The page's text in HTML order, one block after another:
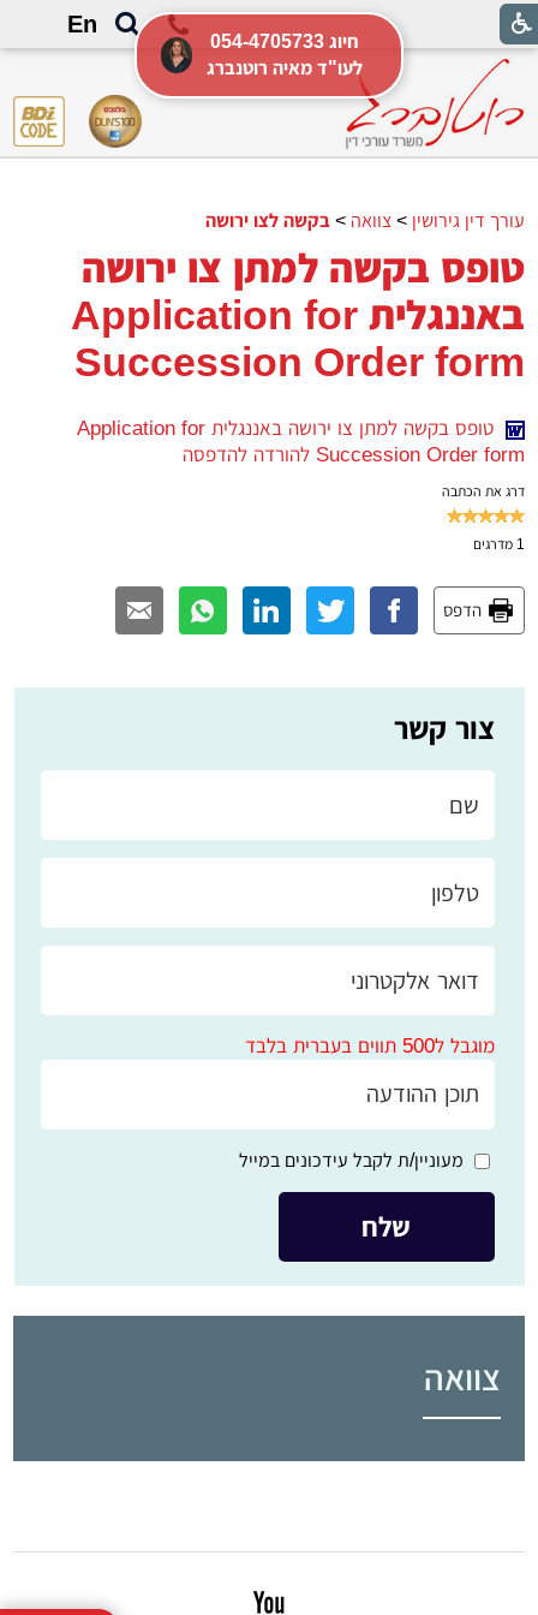
En
צור קשר
מוגבל ל500 תווים בעברית בלבד
מעוניין/ת לקבל עידכונים במייל
צוואה
עורך דין גירושין >צוואה >בקשה לצו ירושה
טופס בקשה למתן צו ירושה
באננגלית Application for
Succession Order form
טופס בקשה למתן צו ירושה באננגלית Application for
Succession Order form להורדה להדפסה
דרג את הכתבה
1 מדרגים
הדפס
054-4705733 חיוג
לעו"ד מאיה רוטנברג